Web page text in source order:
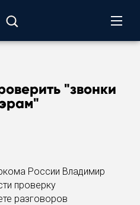
"звонки
России Владимир
проверку
разговоров